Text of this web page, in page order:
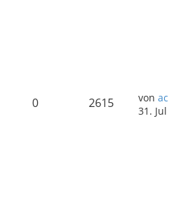
0 2615 von
31.